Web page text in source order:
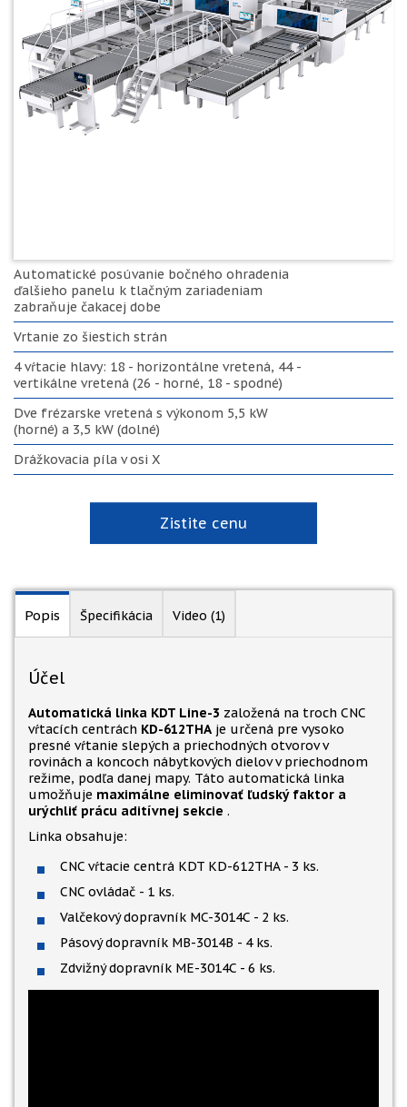
Automatické posúvanie bočného ohradenia
ďalšieho panelu k tlačným zariadeniam
zabraňuje čakacej dobe
Vrtanie zo šiestich strán
4 vŕtacie hlavy: 18 - horizontálne vretená, 44 -
vertikálne vretená (26 - horné, 18 - spodné)
Dve frézarske vretená s výkonom 5,5 kW
(horné) a 3,5 kW (dolné)
Drážkovacia píla v osi X
Zistite cenu
Popis Špecifikácia Video (1)
Účel
Automatická linka KDT Line-3 založená na troch CNC
vŕtacích centrách KD-612THA je určená pre vysoko
presné vŕtanie slepých a priechodných otvorov v
rovinách a koncoch nábytkových dielov v priechodnom
režime, podľa danej mapy. Táto automatická linka
umožňuje maximálne eliminovať ľudský faktor a
urýchliť prácu aditívnej sekcie .
Linka obsahuje:
CNC vŕtacie centrá KDT KD-612THA - 3 ks.
CNC ovládač - 1 ks.
Valčekový dopravník MC-3014C - 2 ks.
Pásový dopravník MB-3014B - 4 ks.
Zdvižný dopravník ME-3014C - 6 ks.